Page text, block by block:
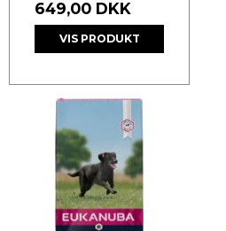
649,00 DKK
VIS PRODUKT